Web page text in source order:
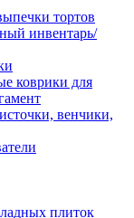
тортов
инвентарь/
коврики для
венчики,
плиток